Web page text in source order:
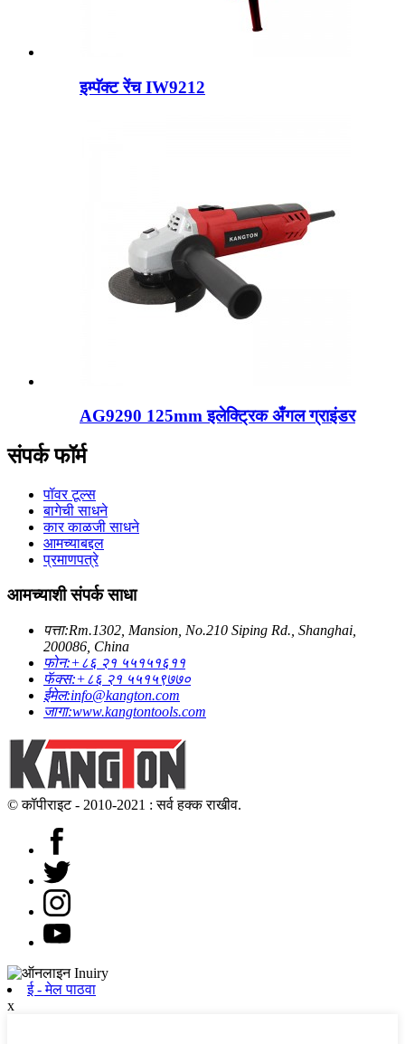
इम्पॅक्ट रेंच IW9212
AG9290 125mm इलेक्ट्रिक अँगल ग्राइंडर
संपर्क फॉर्म
पॉवर टूल्स
बागेची साधने
कार काळजी साधने
आमच्याबद्दल
प्रमाणपत्रे
आमच्याशी संपर्क साधा
पत्ता:Rm.1302, Mansion, No.210 Siping Rd., Shanghai,
200086, China
फोन:+८६ २१ ५५१५१६११
फॅक्स:+८६ २१ ५५१५९७७०
ईमेल:info@kangton.com
जागा:www.kangtontools.com
© कॉपीराइट - 2010-2021 : सर्व हक्क राखीव.
ई - मेल पाठवा
x